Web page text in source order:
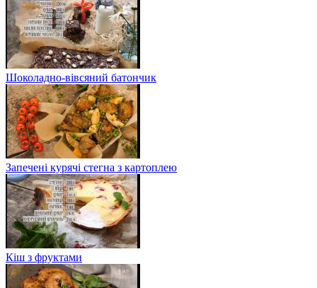
Шоколадно-вівсяний батончик
Запечені курячі стегна з картоплею
Кіш з фруктами